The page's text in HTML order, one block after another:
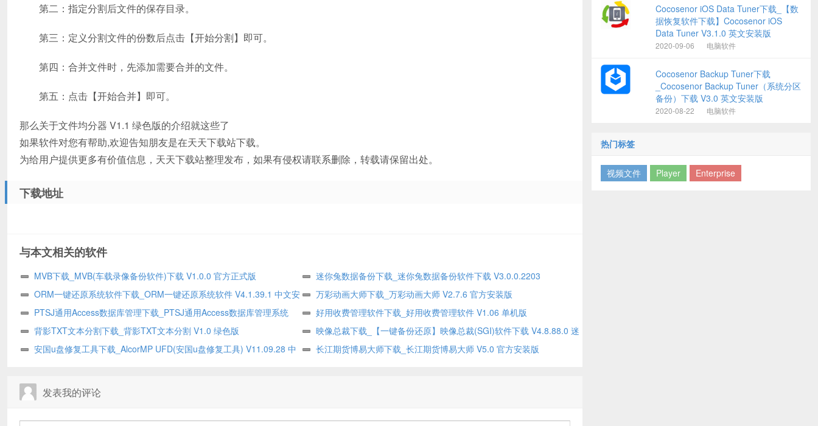
第二：指定分割后文件的保存目录。
第三：定义分割文件的份数后点击【开始分割】即可。
第四：合并文件时，先添加需要合并的文件。
第五：点击【开始合并】即可。
那么关于文件均分器 V1.1 绿色版的介绍就这些了
如果软件对您有帮助,欢迎告知朋友是在天天下载站下载。
为给用户提供更多有价值信息，天天下载站整理发布，如果有侵权请联系删除，转载请保留出处。
下载地址
与本文相关的软件
MVB下载_MVB(车载录像备份软件)下载 V1.0.0 官方正式版
迷你兔数据备份下载_迷你兔数据备份软件下载 V3.0.0.2203
ORM一键还原系统软件下载_ORM一键还原系统软件 V4.1.39.1 中文安
装版
万彩动画大师下载_万彩动画大师 V2.7.6 官方安装版
PTSJ通用Access数据库管理下载_PTSJ通用Access数据库管理系统
V9.67 官方正式安装版
好用收费管理软件下载_好用收费管理软件 V1.06 单机版
背影TXT文本分割下载_背影TXT文本分割 V1.0 绿色版
映像总裁下载_【一键备份还原】映像总裁(SGI)软件下载 V4.8.88.0 迷
你版
安国u盘修复工具下载_AlcorMP UFD(安国u盘修复工具) V11.09.28 中
长江期货博易大师下载_长江期货博易大师 V5.0 官方安装版
发表我的评论
Cocosenor iOS Data Tuner下载_【数
据恢复软件下载】Cocosenor iOS
Data Tuner V3.1.0 英文安装版
2020-09-06 电脑软件
Cocosenor Backup Tuner下载
_Cocosenor Backup Tuner（系统分区
备份）下载 V3.0 英文安装版
2020-08-22 电脑软件
热门标签
视频文件 Player Enterprise